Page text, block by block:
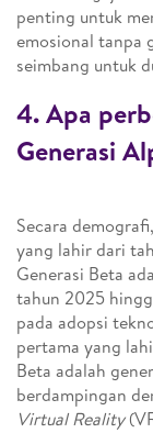
penting untuk
emosional tanpa
seimbang untuk
4.Apa
Generasi
Secara
yang lahir dari
Generasi Beta
tahun 2025
pada adopsi
pertama yang
Beta adalah
berdampingan
Virtual Reality